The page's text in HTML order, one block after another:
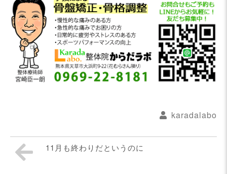
karadalabo
11月も終わりだというのに